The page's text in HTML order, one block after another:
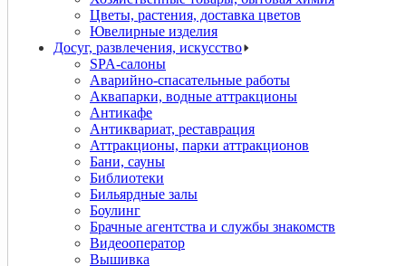
Цветы, растения, доставка цветов
Ювелирные изделия
Досуг, развлечения, искусство
SPA-салоны
Аварийно-спасательные работы
Аквапарки, водные аттракционы
Антикафе
Антиквариат, реставрация
Аттракционы, парки аттракционов
Бани, сауны
Библиотеки
Бильярдные залы
Боулинг
Брачные агентства и службы знакомств
Видеооператор
Вышивка